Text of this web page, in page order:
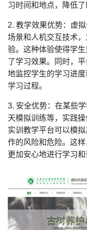
习时间和地点，降低了
2. 教学效果优势：虚
场景和人机交互技术
验。这种体验使得学
了学习效果。同时，
地监控学生的学习进
学习过程。
3. 安全优势：在某些
天模拟训练等，实践
实训教学平台可以模
作的风险和危险。这
更加安心地进行学习和